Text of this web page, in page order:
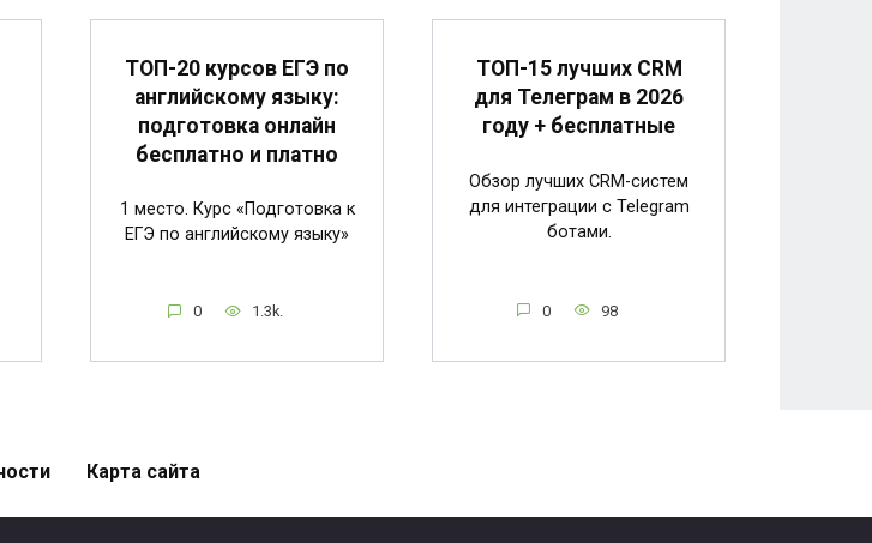
ТОП-20 курсов ЕГЭ по
английскому языку:
подготовка онлайн
бесплатно и платно
1 место. Курс «Подготовка к
ЕГЭ по английскому языку»
0 1.3k.
ТОП-15 лучших CRM
для Телеграм в 2026
году + бесплатные
Обзор лучших CRM-систем
для интеграции с Telegram
ботами.
0 98
Карта сайта